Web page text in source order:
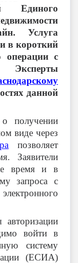
Единого
Услуга
и в короткий
операции с
Эксперты
данной
о получении
виде через
позволяет
Заявители
время и в
запроса с
войти в
систему
(ЕСИА)